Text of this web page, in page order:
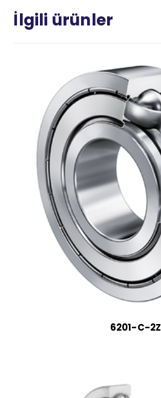
İlgili ürünler
6201-C-2Z